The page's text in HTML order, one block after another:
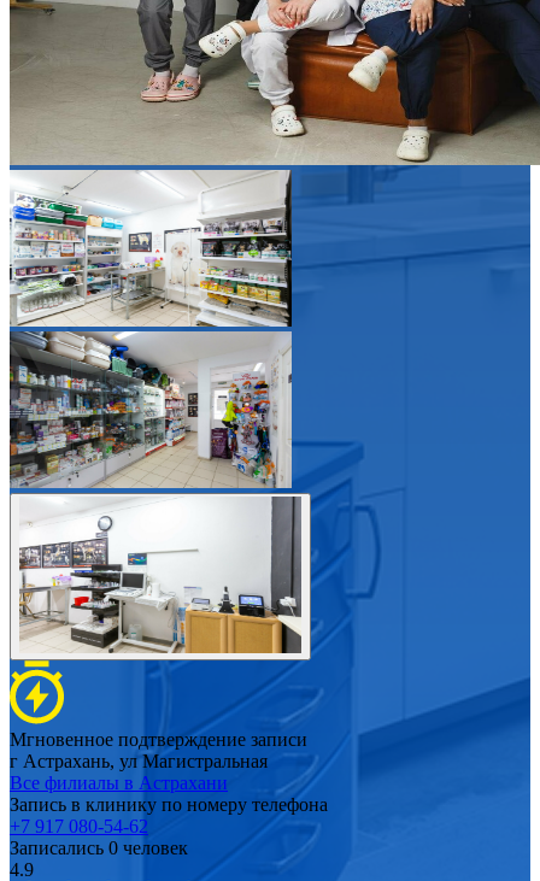
Мгновенное подтверждение записи
г Астрахань, ул Магистральная
Все филиалы в Астрахани
Запись в клинику по номеру телефона
+7 917 080-54-62
Записались 0 человек
4.9